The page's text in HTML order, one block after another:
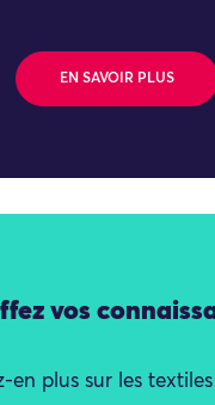
EN SAVOIR PLUS
vos
en plus sur les